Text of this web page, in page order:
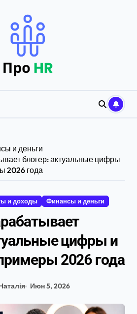
и деньги
блогер: актуальные цифры
2026 года
и доходы Финансы и деньги
цифры и
2026 года
Июн 5, 2026